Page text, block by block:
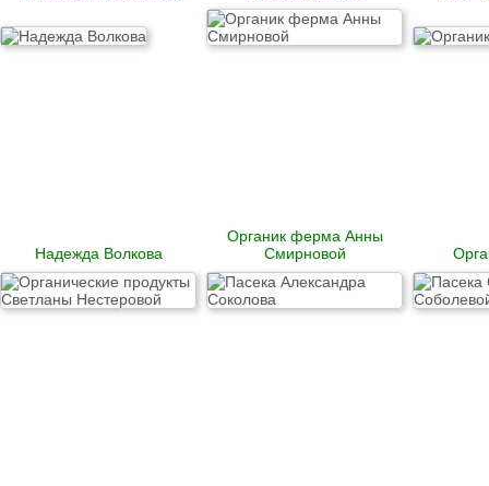
Надежда Волкова
Органик ферма Анны
Смирновой